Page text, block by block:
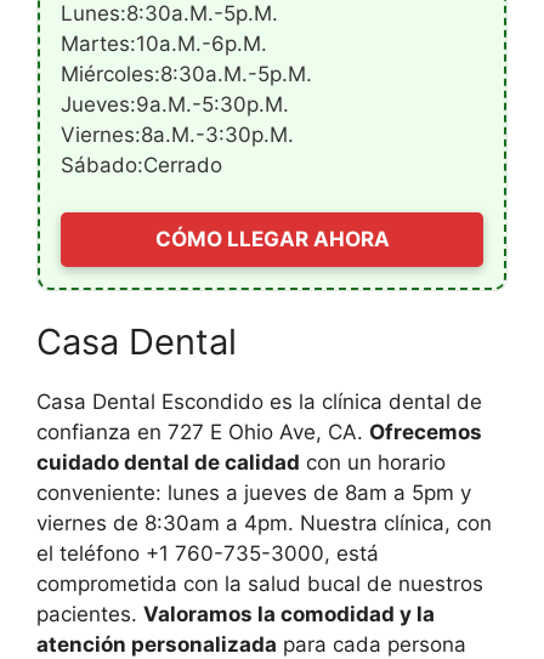
Lunes:8:30a.m.-5p.m.
Martes:10a.m.-6p.m.
Miércoles:8:30a.m.-5p.m.
Jueves:9a.m.-5:30p.m.
Viernes:8a.m.-3:30p.m.
Sábado:Cerrado
CÓMO LLEGAR AHORA
Casa Dental
Casa Dental Escondido es la clínica dental de
confianza en 727 E Ohio Ave, CA. Ofrecemos
cuidado dental de calidad con un horario
conveniente: lunes a jueves de 8am a 5pm y
viernes de 8:30am a 4pm. Nuestra clínica, con
el teléfono +1 760-735-3000, está
comprometida con la salud bucal de nuestros
pacientes. Valoramos la comodidad y la
atención personalizada para cada persona